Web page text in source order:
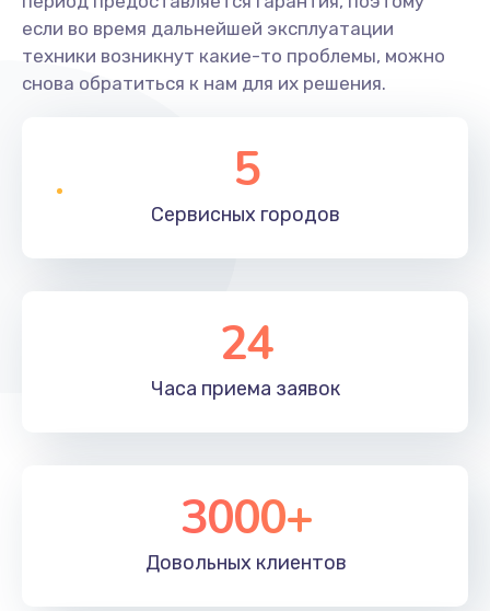
если во время дальнейшей эксплуатации
техники возникнут какие-то проблемы, можно
снова обратиться к нам для их решения.
5
Сервисных городов
24
Часа приема заявок
3000+
Довольных клиентов